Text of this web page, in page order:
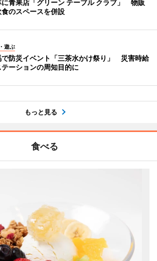
に青果店「グリーン テーブル クラブ」 物販
食のスペースを併設
遊ぶ
で防災イベント「三茶水かけ祭り」 災害時給
ーションの周知目的に
もっと見る
食べる